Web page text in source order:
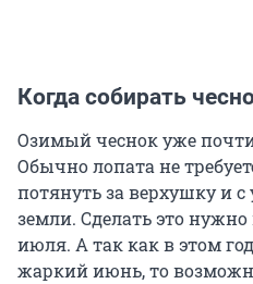
Когда собирать
Озимый чеснок уже почти
Обычно лопата не
потянуть за верхушку и с
земли. Сделать это нужно
июля. А так как в этом
жаркий июнь, то